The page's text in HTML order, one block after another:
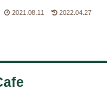
2021.08.11 2022.04.27